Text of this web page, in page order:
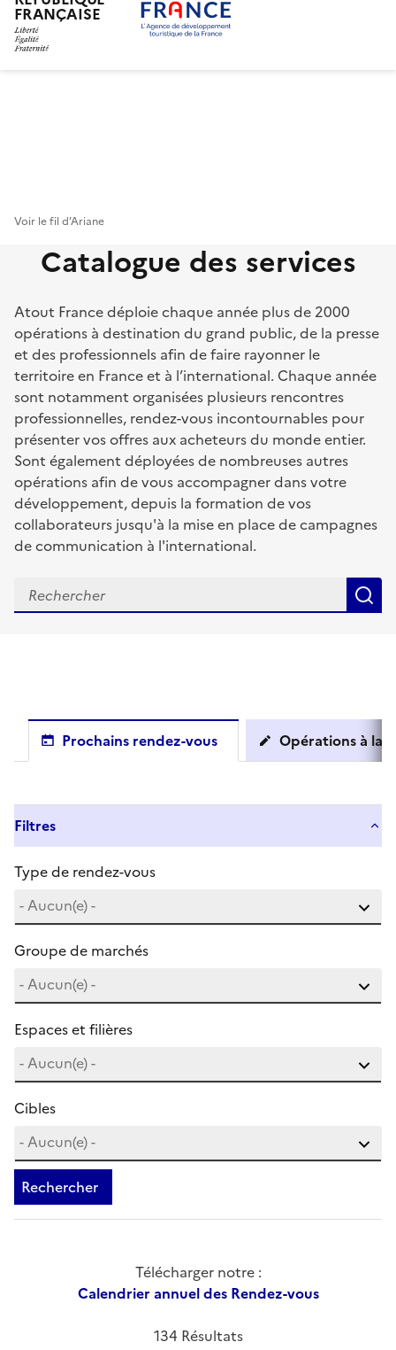
FRANÇAISE
Voir le fil d’Ariane
Catalogue des services
Atout France déploie chaque année plus de 2000
opérations à destination du grand public, de la presse
et des professionnels afin de faire rayonner le
territoire en France et à l’international. Chaque année
sont notamment organisées plusieurs rencontres
professionnelles, rendez-vous incontournables pour
présenter vos offres aux acheteurs du monde entier.
Sont également déployées de nombreuses autres
opérations afin de vous accompagner dans votre
développement, depuis la formation de vos
collaborateurs jusqu'à la mise en place de campagnes
de communication à l'international.
Prochains rendez-vous Opérations à la
Filtres
Type de rendez-vous
Groupe de marchés
Espaces et filières
Cibles
Rechercher
Télécharger notre :
Calendrier annuel des Rendez-vous
134 Résultats